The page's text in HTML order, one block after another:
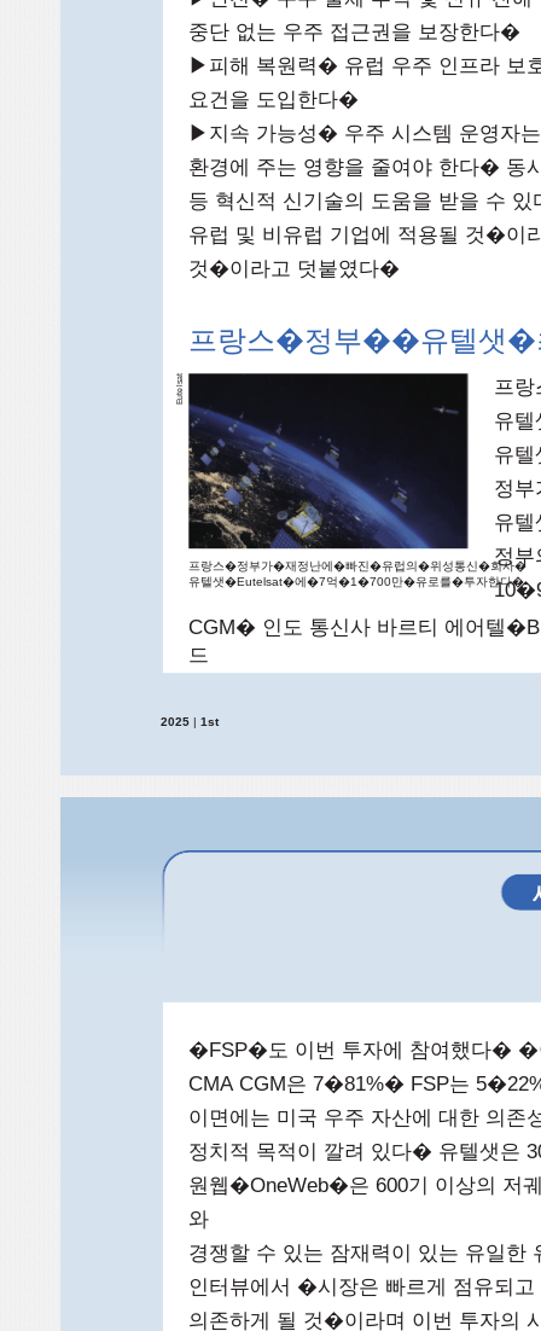
중단 없는 우주 접근권을 보장한다�
▶피해 복원력� 유럽 우주 인프라 보
요건을 도입한다�
▶지속 가능성� 우주 시스템 운영자
환경에 주는 영향을 줄여야 한다� 동
등 혁신적 신기술의 도움을 받을 수
유럽 및 비유럽 기업에 적용될 것�이
것�이라고 덧붙였다�
프랑스�정부��유텔샛
프
유
유
정
유
정부
CGM� 인도 통신사 바르티 에어텔
드
2025 | 1st
프랑스�정부가�재정난에�빠진�유럽의�위성통신�회사�
유텔샛�Eutelsat�에�7억�1�700만�유로를�투자한다�
E
u
te
ls
at
�FSP�도 이번 투자에 참여했다� �
CMA CGM은 7�81%� FSP는
이면에는 미국 우주 자산에 대한 의
정치적 목적이 깔려 있다� 유텔샛은
원웹�OneWeb�은 600기 이상의 저
와
경쟁할 수 있는 잠재력이 있는 유일
인터뷰에서 �시장은 빠르게 점유되
의존하게 될 것�이라며 이번 투자의